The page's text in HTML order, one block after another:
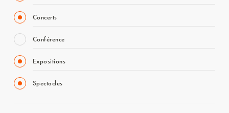
Concerts
Conférence
Expositions
Spectacles